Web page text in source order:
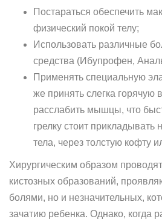
Постараться обеспечить
физический покой телу;
Использовать различные
средства (Ибупрофен,
Применять специальную
же принять слегка горячую
расслабить мышцы, что
грелку стоит прикладывать
тела, через толстую кофту
Хирургическим образом
кистозных образований,
болями, но и незначительных,
зачатию ребенка. Однако, когда